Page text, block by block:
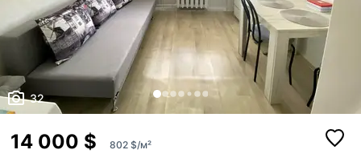
32
14 000 $ 802 $/м²